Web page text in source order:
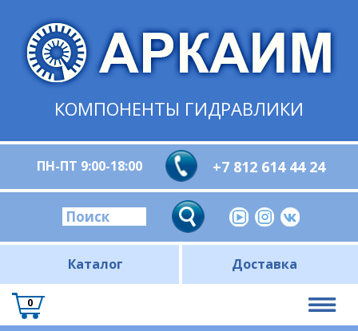
КОМПОНЕНТЫ ГИДРАВЛИКИ
ПН-ПТ 9:00-18:00 +7 812 614 44 24
Каталог Доставка
0